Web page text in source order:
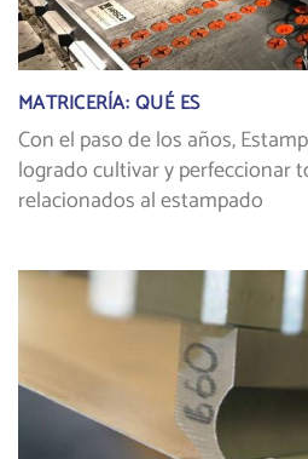
MATRICERÍA: QUÉ ES
Con el paso de los años,
logrado cultivar y perfeccionar
relacionados al estampado